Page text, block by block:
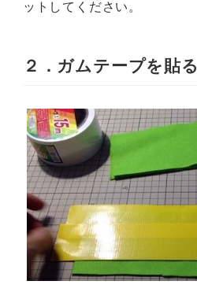
ットしてください。
２．ガムテープを貼る